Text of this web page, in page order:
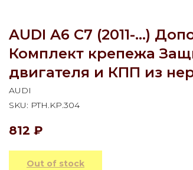
AUDI A6 C7 (2011-...)
Комплект крепежа
двигателя и КПП из
AUDI
SKU: PTH.KP.304
812 ₽
Out of stock